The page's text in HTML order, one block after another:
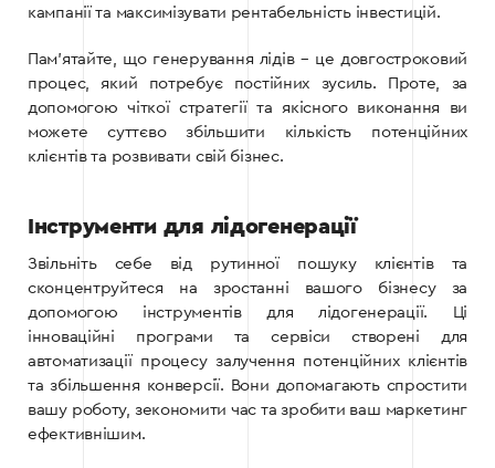
кампанії та максимізувати рентабельність інвестицій.
Пам’ятайте, що генерування лідів – це довгостроковий
процес, який потребує постійних зусиль. Проте, за
допомогою чіткої стратегії та якісного виконання ви
можете суттєво збільшити кількість потенційних
клієнтів та розвивати свій бізнес.
Інструменти для лідогенерації
Звільніть себе від рутинної пошуку клієнтів та
сконцентруйтеся на зростанні вашого бізнесу за
допомогою інструментів для лідогенерації. Ці
інноваційні програми та сервіси створені для
автоматизації процесу залучення потенційних клієнтів
та збільшення конверсії. Вони допомагають спростити
вашу роботу, зекономити час та зробити ваш маркетинг
ефективнішим.